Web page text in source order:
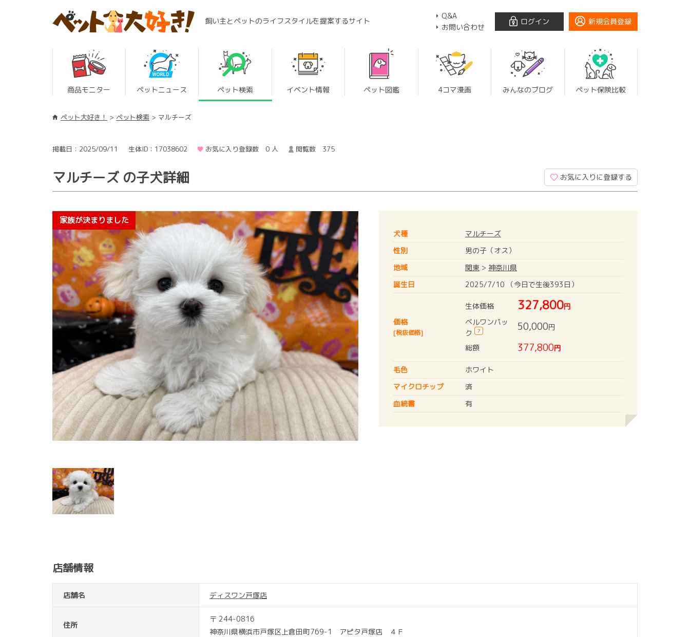
飼い主とペットのライフスタイルを提案するサイト
Q&A
お問い合わせ
ログイン 新規会員登録
商品モニター ペットニュース ペット検索 イベント情報 ペット図鑑 4コマ漫画 みんなのブログ ペット保険比較
ペット大好き！ ペット検索 マルチーズ
掲載日：2025/09/11 生体ID：17038602 お気に入り登録数 0 人 閲覧数 375
マルチーズ の子犬詳細 お気に入りに登録する
犬種
マルチーズ
性別
男の子（オス）
地域
関東 > 神奈川県
誕生日
2025/7/10 （今日で生後393日）
価格
[税抜価格]
生体価格 327,800円
ベルワンパッ
ク
? 50,000円
総額 377,800円
毛色
ホワイト
マイクロチップ
済
血統書
有
店舗情報
店舗名 ディスワン戸塚店
住所
〒 244-0816
神奈川県横浜市戸塚区上倉田町769-1 アピタ戸塚店 ４Ｆ